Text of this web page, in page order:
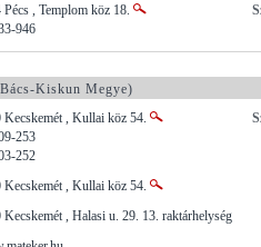
Pécs , Templom köz 18.
946
Kiskun Megye)
Kecskemét , Kullai köz 54.
253
252
Kecskemét , Kullai köz 54.
Kecskemét , Halasi u. 29. 13. raktárhelység